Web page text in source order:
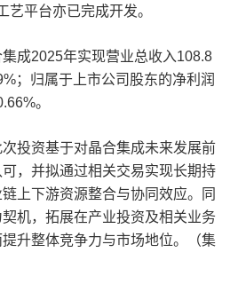
艺平台亦已完成开发。
成2025年实现营业总收入108.8
；归属于上市公司股东的净利润
。
投资基于对晶合集成未来发展前
，并拟通过相关交易实现长期持
上下游资源整合与协同效应。同
机，拓展在产业投资及相关业务
升整体竞争力与市场地位。（集